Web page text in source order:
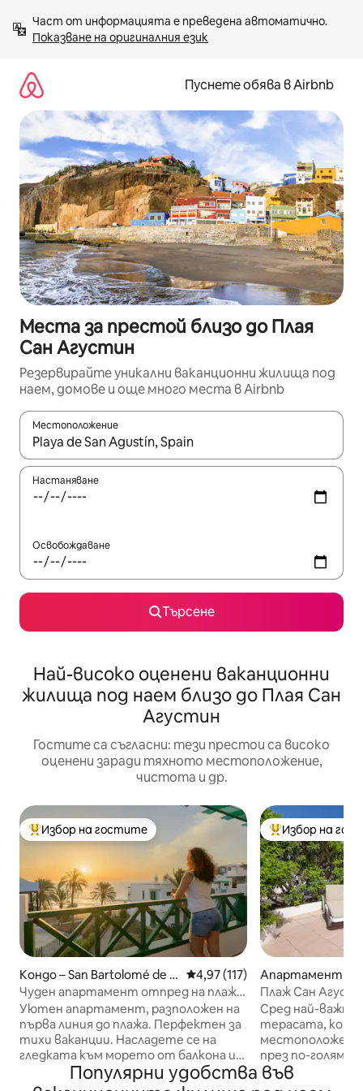
към
съдържанието
Показване на оригиналния език
Пуснете обява в Airbnb
Места за престой близо до Плая
Сан Агустин
Резервирайте уникални ваканционни жилища под
наем, домове и още много места в Airbnb
Местоположение
Когато резултатите се покажат, използвайте
Настаняване
Освобождаване
Търсене
Най-високо оценени ваканционни
жилища под наем близо до Плая Сан
Агустин
Гостите са съгласни: тези престои са високо
оценени заради тяхното местоположение,
чистота и др.
Най-популярен избор на гостите
Избор на гостите
Кондо – San Bartolomé de Ti
rajana
Средна оценка: 4,97 от 5,
4,97 (117)
Чуден апартамент отпред на плажа.
Изглед към изгрева!
Уютен апартамент, разположен на
първа линия до плажа. Перфектен за
тихи ваканции. Насладете се на
гледката към морето от балкона и
близостта на плажа. Пясъкът е на
няколко крачки от апартамента, а
Най-популярен
Избор на
Апартамент –
mé de Tirajana
Плаж Сан
плажа, Апа.
Сред най-
терасата,
през по-
разполага с два
чадър,
Популярни удобства във